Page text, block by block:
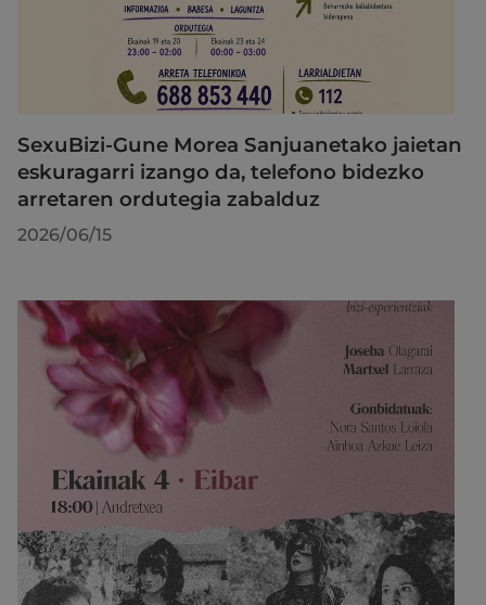
SexuBizi-Gune Morea Sanjuanetako jaietan
eskuragarri izango da, telefono bidezko
arretaren ordutegia zabalduz
2026/06/15